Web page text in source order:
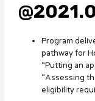
Program
pathway for
“Putting an
“Assessing
eligibility